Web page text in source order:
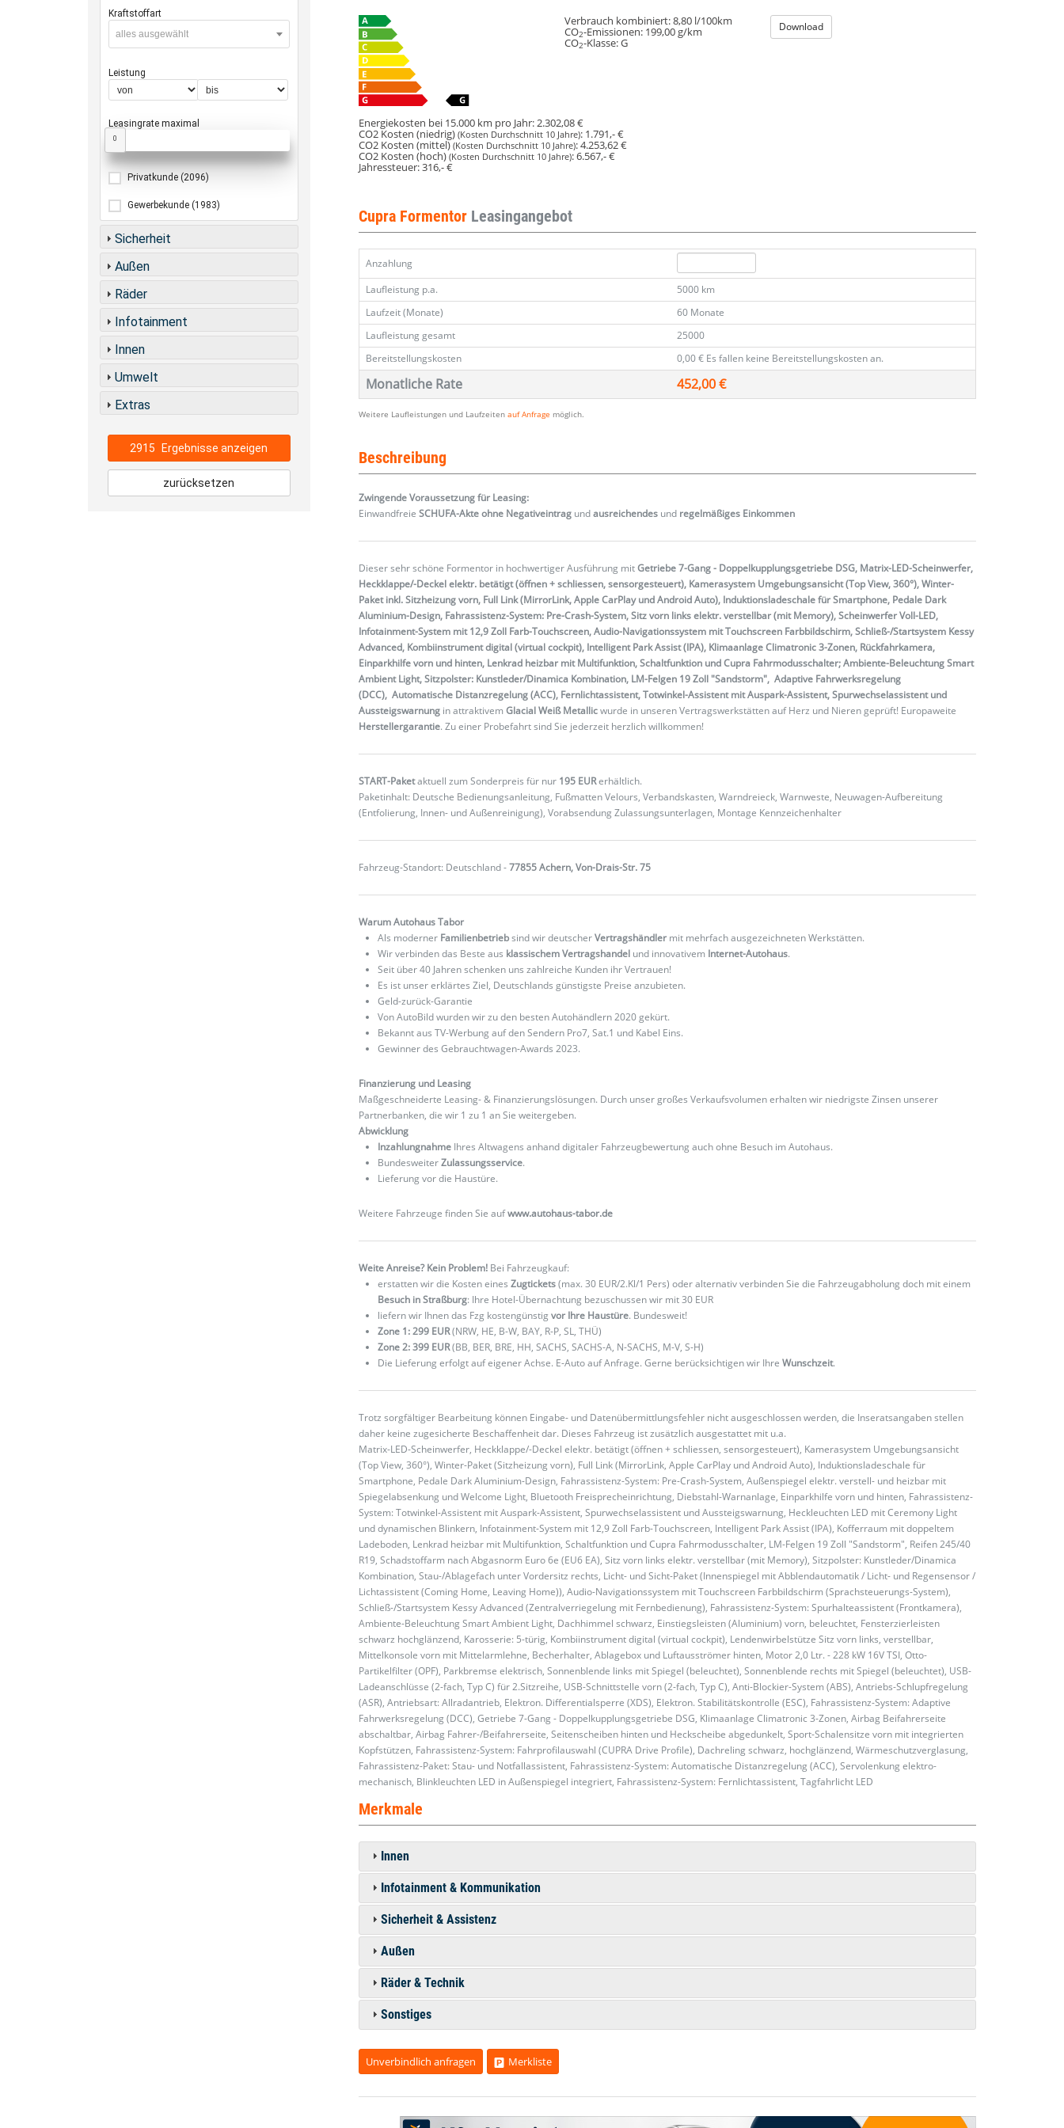
TSI
333
IntelliD
Matrix
Memory
TSI
333
IntelliD
Matrix
Memory
TSI
333
IntelliD
Matrix
Memory
TSI
333
IntelliD
Matrix
Memory
Verbrauch kombiniert:8,80 l/100km
CO2-Emissionen: 199,00 g/km
CO2-Klasse:G
Download
Energiekosten bei 15.000 km pro Jahr:2.302,08 €
CO2 Kosten (niedrig)(Kosten Durchschnitt 10 Jahre): 1.791,- €
CO2 Kosten (mittel)(Kosten Durchschnitt 10 Jahre):4.253,62 €
CO2 Kosten (hoch)(Kosten Durchschnitt 10 Jahre):6.567,- €
Jahressteuer:316,- €
Cupra Formentor Leasingangebot
Anzahlung
Laufleistung p.a.
5000 km
Laufzeit (Monate)
60 Monate
Laufleistung gesamt
25000
Bereitstellungskosten
0,00 € Es fallen keine Bereitstellungskosten an.
Monatliche Rate 452,00 €
Weitere Laufleistungen und Laufzeitenauf Anfrage möglich.
Beschreibung
Zwingende Voraussetzung für Leasing:
EinwandfreieSCHUFA-Akte ohne Negativeintrag undausreichendes und regelmäßiges Einkommen
Dieser sehr schöne Formentor in hochwertiger Ausführung mitGetriebe 7-Gang - Doppelkupplungsgetriebe DSG, Matrix-LED-Scheinwerfer,
Heckklappe/-Deckel elektr. betätigt (öffnen + schliessen, sensorgesteuert), Kamerasystem Umgebungsansicht (Top View, 360°), Winter-
Paket inkl. Sitzheizung vorn, Full Link (MirrorLink, Apple CarPlay und Android Auto), Induktionsladeschale für Smartphone, Pedale Dark
Aluminium-Design, Fahrassistenz-System: Pre-Crash-System, Sitz vorn links elektr. verstellbar (mit Memory), Scheinwerfer Voll-LED,
Infotainment-System mit 12,9 Zoll Farb-Touchscreen, Audio-Navigationssystem mit Touchscreen Farbbildschirm, Schließ-/Startsystem Kessy
Advanced, Kombiinstrument digital (virtual cockpit), Intelligent Park Assist (IPA), Klimaanlage Climatronic 3-Zonen, Rückfahrkamera,
Einparkhilfe vorn und hinten, Lenkrad heizbar mit Multifunktion, Schaltfunktion und Cupra Fahrmodusschalter; Ambiente-Beleuchtung Smart
Ambient Light, Sitzpolster: Kunstleder/Dinamica Kombination, LM-Felgen 19 Zoll "Sandstorm", Adaptive Fahrwerksregelung
(DCC), Automatische Distanzregelung (ACC), Fernlichtassistent, Totwinkel-Assistent mit Auspark-Assistent, Spurwechselassistent und
Aussteigswarnung in attraktivemGlacial Weiß Metallicwurde in unseren Vertragswerkstätten auf Herz und Nieren geprüft! Europaweite
Herstellergarantie. Zu einer Probefahrt sind Sie jederzeit herzlich willkommen!
START-Paketaktuell zum Sonderpreis für nur 195 EURerhältlich.
Paketinhalt: Deutsche Bedienungsanleitung, Fußmatten Velours, Verbandskasten, Warndreieck, Warnweste, Neuwagen-Aufbereitung
(Entfolierung, Innen- und Außenreinigung), Vorabsendung Zulassungsunterlagen, Montage Kennzeichenhalter
Fahrzeug-Standort: Deutschland -77855 Achern, Von-Drais-Str. 75
Warum Autohaus Tabor
Als moderner Familienbetriebsind wir deutscherVertragshändler mit mehrfach ausgezeichneten Werkstätten.
Wir verbinden das Beste aus klassischem Vertragshandel und innovativem Internet-Autohaus.
Seit über 40 Jahren schenken uns zahlreiche Kunden ihr Vertrauen!
Es ist unser erklärtes Ziel, Deutschlands günstigste Preise anzubieten.
Geld-zurück-Garantie
Von AutoBild wurden wir zu den besten Autohändlern 2020 gekürt.
Bekannt aus TV-Werbung auf den Sendern Pro7, Sat.1 und Kabel Eins.
Gewinner des Gebrauchtwagen-Awards 2023.
Finanzierung und Leasing
Maßgeschneiderte Leasing- & Finanzierungslösungen. Durch unser großes Verkaufsvolumen erhalten wir niedrigste Zinsen unserer
Partnerbanken, die wir 1 zu 1 an Sie weitergeben.
Abwicklung
Inzahlungnahme Ihres Altwagens anhand digitaler Fahrzeugbewertung auch ohne Besuch im Autohaus.
BundesweiterZulassungsservice.
Lieferung vor die Haustüre.
Weitere Fahrzeuge finden Sie aufwww.autohaus-tabor.de
Weite Anreise? Kein Problem! Bei Fahrzeugkauf:
erstatten wir die Kosten einesZugtickets(max. 30 EUR/2.Kl/1 Pers) oder alternativ verbinden Sie die Fahrzeugabholung doch mit einem
Besuch in Straßburg: Ihre Hotel-Übernachtung bezuschussen wir mit 30 EUR
liefern wir Ihnen das Fzg kostengünstigvor Ihre Haustüre. Bundesweit!
Zone 1: 299 EUR(NRW, HE, B-W, BAY, R-P, SL, THÜ)
Zone 2: 399 EUR(BB, BER, BRE, HH, SACHS, SACHS-A, N-SACHS, M-V, S-H)
Die Lieferung erfolgt auf eigener Achse. E-Auto auf Anfrage. Gerne berücksichtigen wir IhreWunschzeit.
Trotz sorgfältiger Bearbeitung können Eingabe- und Datenübermittlungsfehler nicht ausgeschlossen werden, die Inseratsangaben stellen
daher keine zugesicherte Beschaffenheit dar. Dieses Fahrzeug ist zusätzlich ausgestattet mit u.a.
Matrix-LED-Scheinwerfer, Heckklappe/-Deckel elektr. betätigt (öffnen + schliessen, sensorgesteuert), Kamerasystem Umgebungsansicht
(Top View, 360°), Winter-Paket (Sitzheizung vorn), Full Link (MirrorLink, Apple CarPlay und Android Auto), Induktionsladeschale für
Smartphone, Pedale Dark Aluminium-Design, Fahrassistenz-System: Pre-Crash-System, Außenspiegel elektr. verstell- und heizbar mit
Spiegelabsenkung und Welcome Light, Bluetooth Freisprecheinrichtung, Diebstahl-Warnanlage, Einparkhilfe vorn und hinten, Fahrassistenz-
System: Totwinkel-Assistent mit Auspark-Assistent, Spurwechselassistent und Aussteigswarnung, Heckleuchten LED mit Ceremony Light
und dynamischen Blinkern, Infotainment-System mit 12,9 Zoll Farb-Touchscreen, Intelligent Park Assist (IPA), Kofferraum mit doppeltem
Ladeboden, Lenkrad heizbar mit Multifunktion, Schaltfunktion und Cupra Fahrmodusschalter, LM-Felgen 19 Zoll "Sandstorm", Reifen 245/40
R19, Schadstoffarm nach Abgasnorm Euro 6e (EU6 EA), Sitz vorn links elektr. verstellbar (mit Memory), Sitzpolster: Kunstleder/Dinamica
Kombination, Stau-/Ablagefach unter Vordersitz rechts, Licht- und Sicht-Paket (Innenspiegel mit Abblendautomatik / Licht- und Regensensor /
Lichtassistent (Coming Home, Leaving Home)), Audio-Navigationssystem mit Touchscreen Farbbildschirm (Sprachsteuerungs-System),
Schließ-/Startsystem Kessy Advanced (Zentralverriegelung mit Fernbedienung), Fahrassistenz-System: Spurhalteassistent (Frontkamera),
Ambiente-Beleuchtung Smart Ambient Light, Dachhimmel schwarz, Einstiegsleisten (Aluminium) vorn, beleuchtet, Fensterzierleisten
schwarz hochglänzend, Karosserie: 5-türig, Kombiinstrument digital (virtual cockpit), Lendenwirbelstütze Sitz vorn links, verstellbar,
Mittelkonsole vorn mit Mittelarmlehne, Becherhalter, Ablagebox und Luftausströmer hinten, Motor 2,0 Ltr. - 228 kW 16V TSI, Otto-
Partikelfilter (OPF), Parkbremse elektrisch, Sonnenblende links mit Spiegel (beleuchtet), Sonnenblende rechts mit Spiegel (beleuchtet), USB-
Ladeanschlüsse (2-fach, Typ C) für 2.Sitzreihe, USB-Schnittstelle vorn (2-fach, Typ C), Anti-Blockier-System (ABS), Antriebs-Schlupfregelung
(ASR), Antriebsart: Allradantrieb, Elektron. Differentialsperre (XDS), Elektron. Stabilitätskontrolle (ESC), Fahrassistenz-System: Adaptive
Fahrwerksregelung (DCC), Getriebe 7-Gang - Doppelkupplungsgetriebe DSG, Klimaanlage Climatronic 3-Zonen, Airbag Beifahrerseite
abschaltbar, Airbag Fahrer-/Beifahrerseite, Seitenscheiben hinten und Heckscheibe abgedunkelt, Sport-Schalensitze vorn mit integrierten
Kopfstützen, Fahrassistenz-System: Fahrprofilauswahl (CUPRA Drive Profile), Dachreling schwarz, hochglänzend, Wärmeschutzverglasung,
Fahrassistenz-Paket: Stau- und Notfallassistent, Fahrassistenz-System: Automatische Distanzregelung (ACC), Servolenkung elektro-
mechanisch, Blinkleuchten LED in Außenspiegel integriert, Fahrassistenz-System: Fernlichtassistent, Tagfahrlicht LED
Merkmale
Innen
Infotainment & Kommunikation
Sicherheit & Assistenz
Außen
Räder & Technik
Sonstiges
Unverbindlich anfragen Merkliste
Kraftstoffart
alles ausgewählt
Leistung
Leasingrate maximal
0
Privatkunde (2096)
Gewerbekunde (1983)
Sicherheit
Außen
Räder
Infotainment
Innen
Umwelt
Extras
2915 Ergebnisse anzeigen
zurücksetzen